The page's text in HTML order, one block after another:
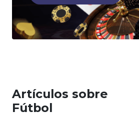
Artículos sobre
Fútbol